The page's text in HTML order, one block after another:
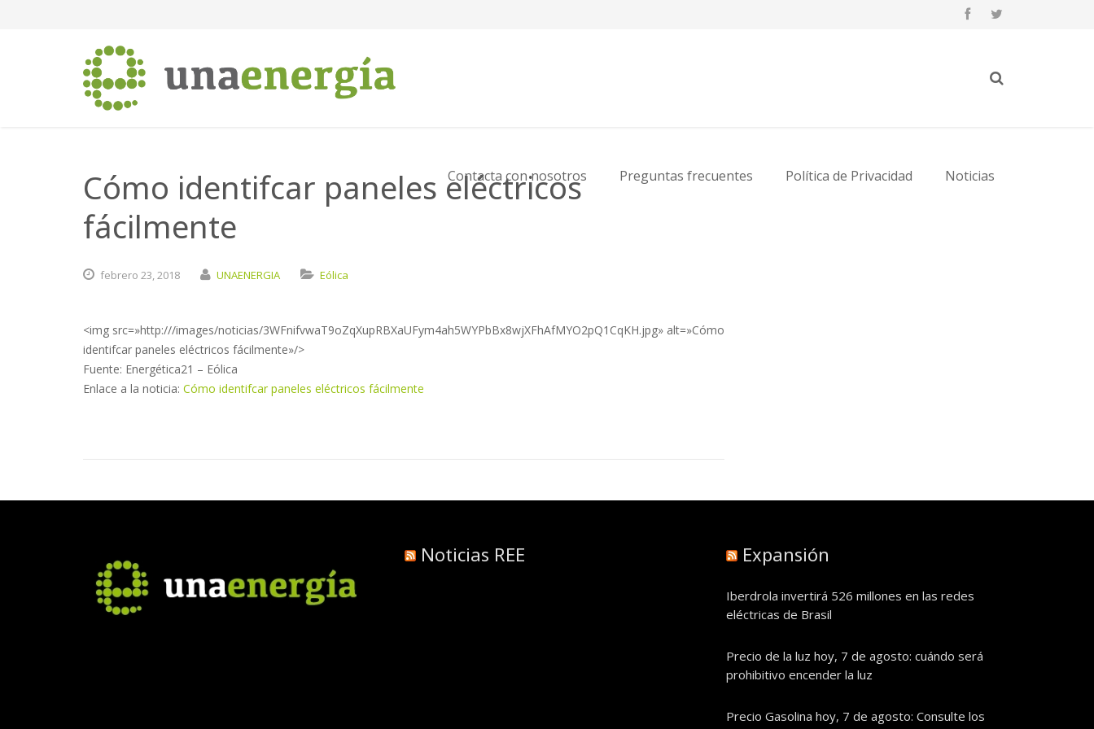
Contacta con nosotros Preguntas frecuentes Política de Privacidad Noticias
Cómo identifcar paneles eléctricos
fácilmente
febrero 23,2018 UNAENERGIA Eólica
<img src=»http:///images/noticias/3WFnifvwaT9oZqXupRBXaUFym4ah5WYPbBx8wjXFhAfMYO2pQ1CqKH.jpg» alt=»Cómo
identifcar paneles eléctricos fácilmente»/>
Fuente: Energética21 – Eólica
Enlace a la noticia: Cómo identifcar paneles eléctricos fácilmente
Noticias REE Expansión
Iberdrola invertirá 526 millones en las redes
eléctricas de Brasil
Precio de la luz hoy, 7 de agosto: cuándo será
prohibitivo encender la luz
Precio Gasolina hoy, 7 de agosto: Consulte los